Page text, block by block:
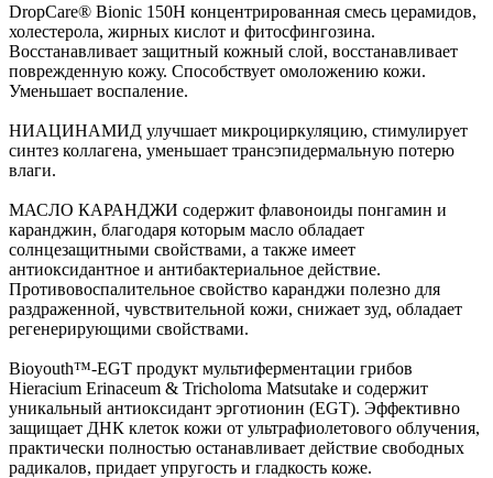
DropCare® Bionic 150H концентрированная смесь церамидов,
холестерола, жирных кислот и фитосфингозина.
Восстанавливает защитный кожный слой, восстанавливает
поврежденную кожу. Способствует омоложению кожи.
Уменьшает воспаление.
НИАЦИНАМИД улучшает микроциркуляцию, стимулирует
синтез коллагена, уменьшает трансэпидермальную потерю
влаги.
МАСЛО КАРАНДЖИ содержит флавоноиды понгамин и
каранджин, благодаря которым масло обладает
солнцезащитными свойствами, а также имеет
антиоксидантное и антибактериальное действие.
Противовоспалительное свойство каранджи полезно для
раздраженной, чувствительной кожи, снижает зуд, обладает
регенерирующими свойствами.
Bioyouth™-EGT продукт мультиферментации грибов
Hieracium Erinaceum & Tricholoma Matsutake и содержит
уникальный антиоксидант эрготионин (EGT). Эффективно
защищает ДНК клеток кожи от ультрафиолетового облучения,
практически полностью останавливает действие свободных
радикалов, придает упругость и гладкость коже.